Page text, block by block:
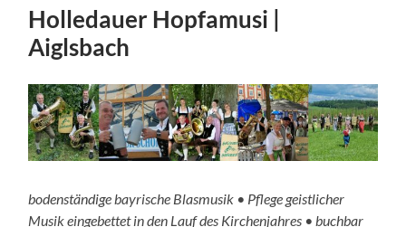
Holledauer Hopfamusi |
Aiglsbach
boden­ständige bayrische Blasmusik • Pflege geist­licher
Musik einge­bettet in den Lauf des Kirchenjahres • buchbar